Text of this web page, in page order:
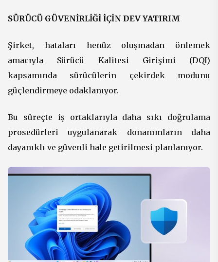
SÜRÜCÜ GÜVENİRLİĞİ İÇİN DEV YATIRIM
Şirket, hataları henüz oluşmadan önlemek
amacıyla Sürücü Kalitesi Girişimi (DQI)
kapsamında sürücülerin çekirdek modunu
güçlendirmeye odaklanıyor.
Bu süreçte iş ortaklarıyla daha sıkı doğrulama
prosedürleri uygulanarak donanımların daha
dayanıklı ve güvenli hale getirilmesi planlanıyor.